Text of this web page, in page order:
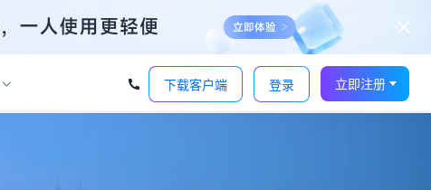
下载客户端 登录 立即注册